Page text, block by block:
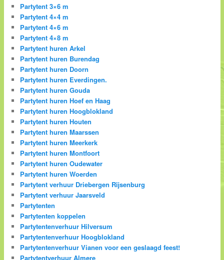
Partytent 3×6 m
Partytent 4×4 m
Partytent 4×6 m
Partytent 4×8 m
Partytent huren Arkel
Partytent huren Burendag
Partytent huren Doorn
Partytent huren Everdingen.
Partytent huren Gouda
Partytent huren Hoef en Haag
Partytent huren Hoogblokland
Partytent huren Houten
Partytent huren Maarssen
Partytent huren Meerkerk
Partytent huren Montfoort
Partytent huren Oudewater
Partytent huren Woerden
Partytent verhuur Driebergen Rijsenburg
Partytent verhuur Jaarsveld
Partytenten
Partytenten koppelen
Partytentenverhuur Hilversum
Partytentenverhuur Hoogblokland
Partytentenverhuur Vianen voor een geslaagd feest!
Partytentverhuur Almere